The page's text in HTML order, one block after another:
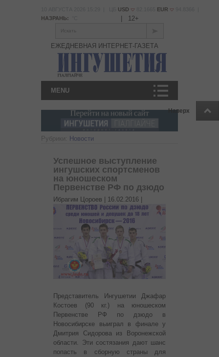
Наверх
USD EUR
НАЗРАНЬ:
12+
Искать
ЕЖЕДНЕВНАЯ ИНТЕРНЕТ-ГАЗЕТА
MENU
Рубрики: Новости
Успешное выступление
ингушских спортсменов
на юношеском
Первенстве РФ по дзюдо
Ибрагим Цороев | 16.02.2016
Представитель Ингушетии Джафар
Костоев (90 кг.) на юношеском
Первенстве РФ по дзюдо в
Новосибирске выиграл в финале у
Дмитрия Сидорова из Воронежской
области. Эти состязания дают шанс
попасть в сборную страны для